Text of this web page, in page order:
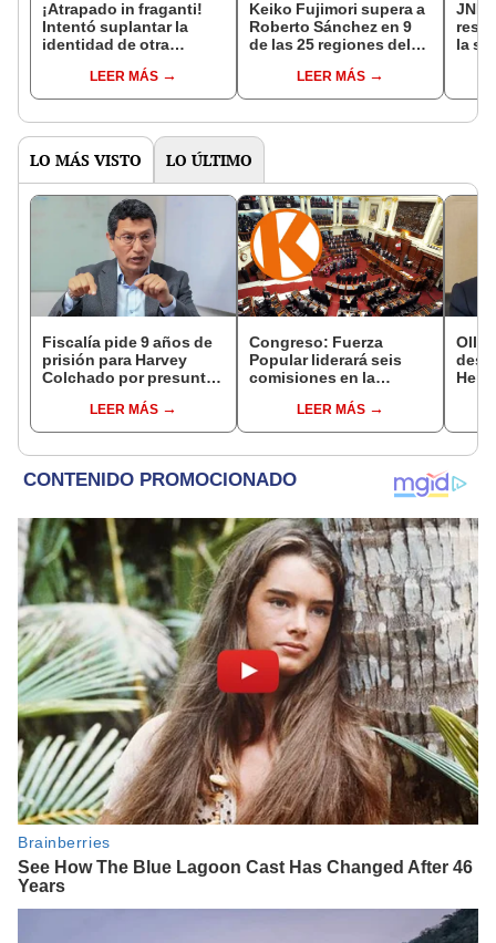
¡Atrapado in fraganti!
Intentó suplantar la
identidad de otra
detenidoLEER MÁS
Keiko Fujimori supera a
Roberto Sánchez en 9
de las 25 regiones del
LEER MÁS
JNE
la
LO MÁS VISTO LO ÚLTIMO
Fiscalía pide 9 años de
prisión para Harvey
Colchado por presunta
incompatible y falsedad
ideológica
LEER MÁS
Congreso: Fuerza
Popular liderará seis
comisiones en la
LEER MÁS